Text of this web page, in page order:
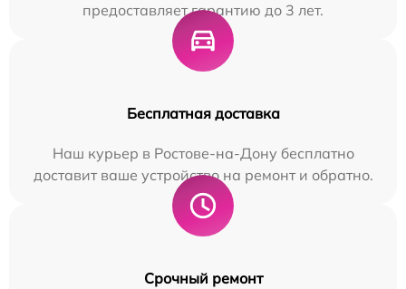
предоставляет гарантию до 3 лет.
Бесплатная доставка
Наш курьер в Ростове-на-Дону бесплатно
доставит ваше устройство на ремонт и обратно.
Срочный ремонт